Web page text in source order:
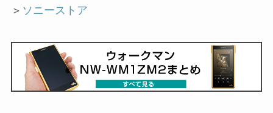
＞ ソニーストア